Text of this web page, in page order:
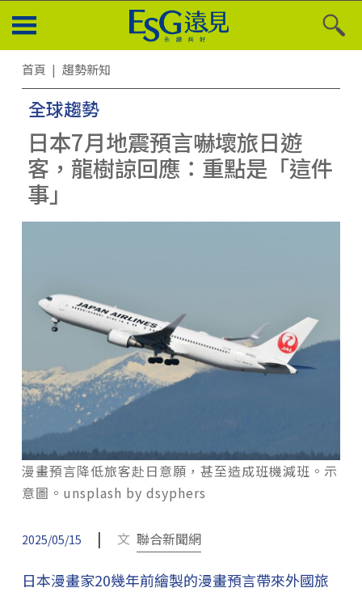
首頁 趨勢新知
全球趨勢
日本7月地震預言嚇壞旅日遊
客，龍樹諒回應：重點是「這件
事」
漫畫預言降低旅客赴日意願，甚至造成班機減班。示
意圖。unsplash by dsyphers
2025/05/15 | 文 聯合新聞網
日本漫畫家20幾年前繪製的漫畫預言帶來外國旅